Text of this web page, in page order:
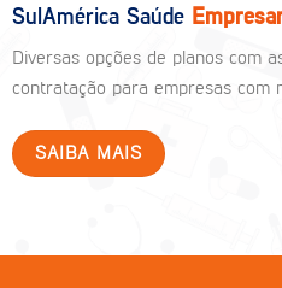
SulAmérica Saúde
Diversas opções de planos com
contratação para empresas com
SAIBA MAIS